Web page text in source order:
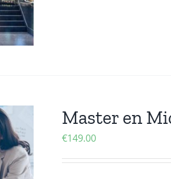
Master en
€149.00